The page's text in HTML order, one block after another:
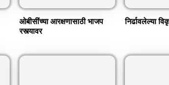
ओबीसींच्या आरक्षणासाठी भाजप
रस्त्यावर
निर्ढावलेल्या